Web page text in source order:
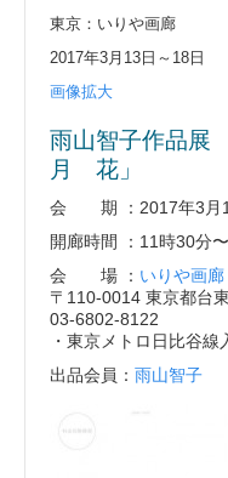
東京：いりや画廊
2017年3月13日～18日
画像拡大
雨山智子作品
月 花」
会 期 ：2017年3月
開廊時間 ：11時30分
会 場 ： いりや画廊
〒110-0014 東京都台
03-6802-8122
・東京メトロ日比谷
出品会員： 雨山智子